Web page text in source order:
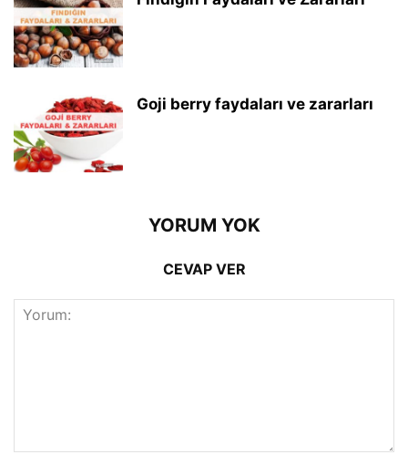
Goji berry faydaları ve zararları
YORUM YOK
CEVAP VER